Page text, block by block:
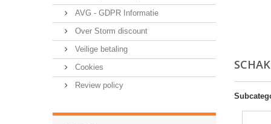
AVG - GDPR Informatie
Over Storm discount
Veilige betaling
Cookies
Review policy